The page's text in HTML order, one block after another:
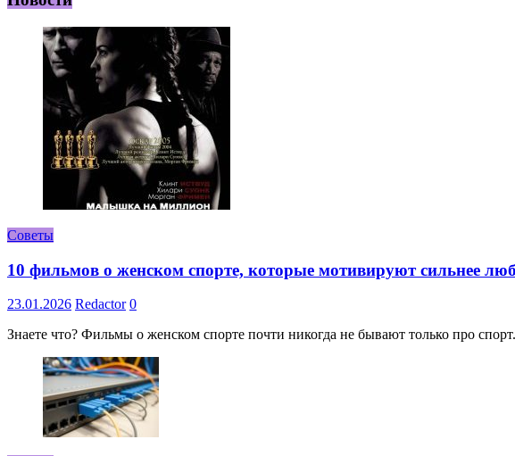
Советы
10 фильмов о женском спорте, которые мотивируют сильнее
23.01.2026 Redactor 0
Знаете что? Фильмы о женском спорте почти никогда не бывают только про